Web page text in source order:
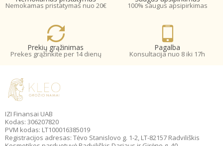
Nemokamas pristatymas nuo 20€ 100% saugus apsipirkimas
Prekių grąžinimas
Prekes grąžinkite per 14 dienų
Pagalba
Konsultacija nuo 8 iki 17h
IZI Finansai UAB
Kodas: 306207820
PVM kodas: LT100016385019
Registracijos adresas: Tėvo Stanislovo g. 1-2, LT-82157 Radviliškis